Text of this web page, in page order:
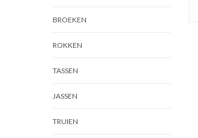
BROEKEN
ROKKEN
TASSEN
JASSEN
TRUIEN